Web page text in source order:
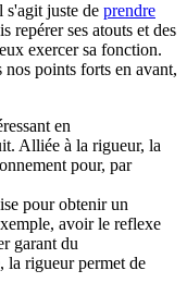
juste de prendre
repérer ses atouts et des
exercer sa fonction.
nos points forts en avant,
en
Alliée à la rigueur, la
pour, par
pour obtenir un
avoir le reflexe
garant du
la rigueur permet de